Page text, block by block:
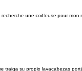
une coiffeuse pour
su propio lavacabezas